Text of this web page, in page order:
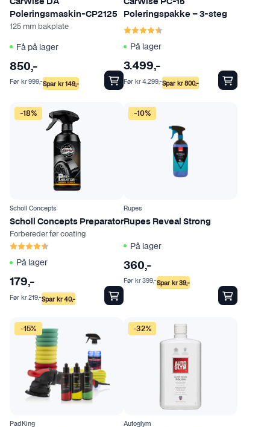
Poleringsmaskin-CP2125
125 mm bakplate
Få på lager
850,-
Spar kr149,-
Før kr999,-
Poleringspakke – 3-steg
Karakter:
På lager
3.499,-
Spar kr800,-
Før kr4.299,-
-18%
Scholl Concepts
Scholl Concepts Preparator
Forbereder før coating
Karakter:
På lager
179,-
Spar kr40,-
Før kr219,-
-10%
Rupes
Rupes Reveal Strong
På lager
360,-
Spar kr39,-
Før kr399,-
-15%
PadKing
-32%
Autoglym
D